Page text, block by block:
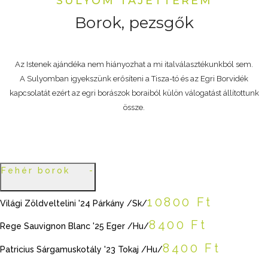
Borok, pezsgők
Az Istenek ajándéka nem hiányozhat a mi italválasztékunkból sem.
A Sulyomban igyekszünk erősíteni a Tisza-tó és az Egri Borvidék
kapcsolatát ezért az egri borászok boraiból külön válogatást állítottunk
össze.
Fehér borok
Világi Zöldveltelini '24 Párkány /Sk/10800 Ft
Rege Sauvignon Blanc '25 Eger /Hu/8400 Ft
Patricius Sárgamuskotály '23 Tokaj /Hu/8400 Ft